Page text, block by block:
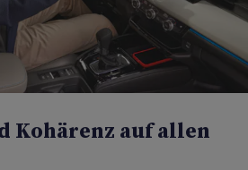
Kohärenz auf allen